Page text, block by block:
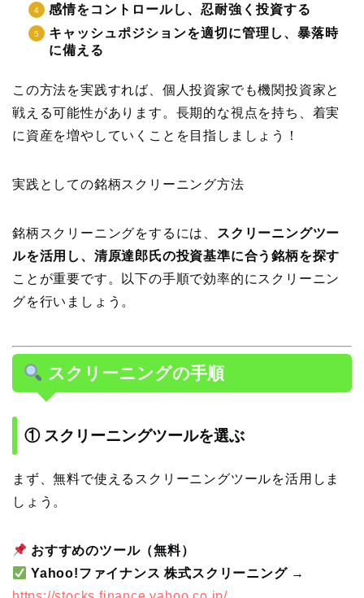
感情をコントロールし、忍耐強く投資する
キャッシュポジションを適切に管理し、暴落時
に備える
この方法を実践すれば、個人投資家でも機関投資家と
戦える可能性があります。長期的な視点を持ち、着実
に資産を増やしていくことを目指しましょう！
実践としての銘柄スクリーニング方法
銘柄スクリーニングをするには、
スクリーニングツー
ルを活用し、清原達郎氏の投資基準に合う銘柄を探す
ことが重要です。以下の手順で効率的にスクリーニン
グを行いましょう。
スクリーニングの手順
① スクリーニングツールを選ぶ
まず、無料で使えるスクリーニングツールを活用しま
しょう。
おすすめのツール（無料）
Yahoo!ファイナンス 株式スクリーニング→